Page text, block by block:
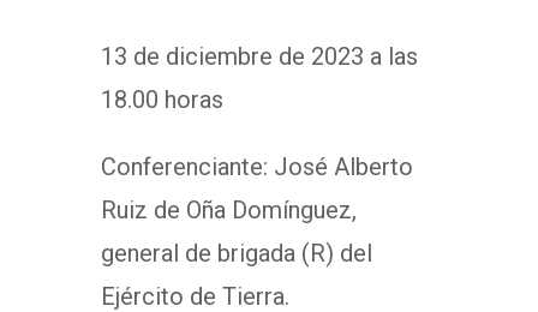
13 de diciembre de 2023 a las
18.00 horas
Conferenciante: José Alberto
Ruiz de Oña Domínguez,
general de brigada (R) del
Ejército de Tierra.